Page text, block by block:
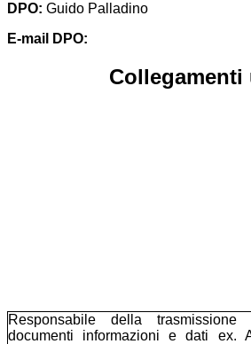
DPO: Guido Palladino
E-mail DPO:
Collegamenti
Responsabile della
documenti informazioni e dati ex.